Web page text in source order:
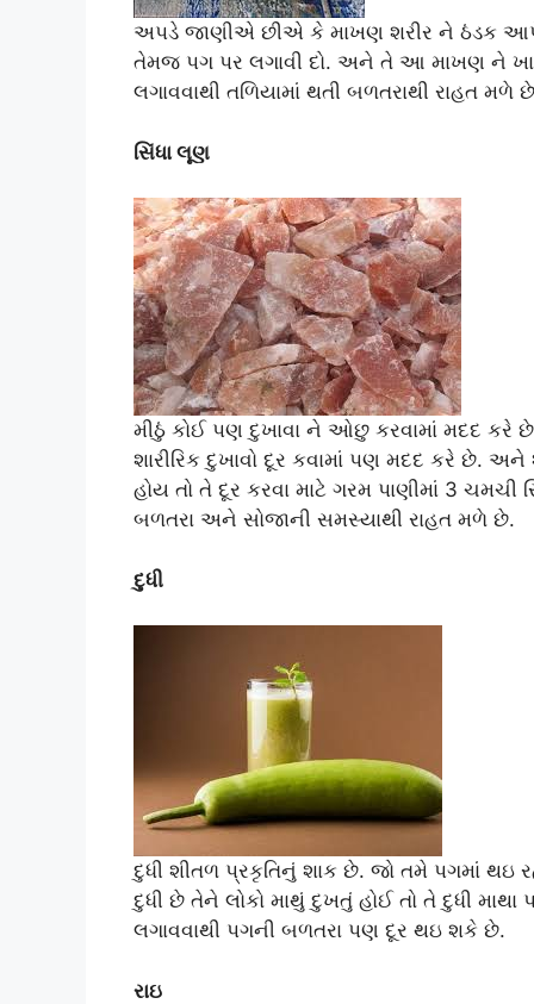
અપડે જાણીએ છીએ કે માખણ શરીર ને ઠંડક
તેમજ પગ પર લગાવી દો. અને તે આ માખણ ને
લગાવવાથી તળિયામાં થતી બળતરાથી રાહત મળે
સિંધા લૂણ
મીઠું કોઈ પણ દુખાવા ને ઓછુ કરવામાં મદદ કરે
શારીરિક દુખાવો દૂર કવામાં પણ મદદ કરે છે.
હોય તો તે દૂર કરવા માટે ગરમ પાણીમાં 3
બળતરા અને સોજાની સમસ્યાથી રાહત મળે છે.
દુધી
દુધી શીતળ પ્રકૃતિનું શાક છે. જો તમે પગમાં થઇ
દુધી છે તેને લોકો માથું દુખતું હોઈ તો તે દુધી માથા
લગાવવાથી પગની બળતરા પણ દૂર થઇ શકે છે.
રાઇ